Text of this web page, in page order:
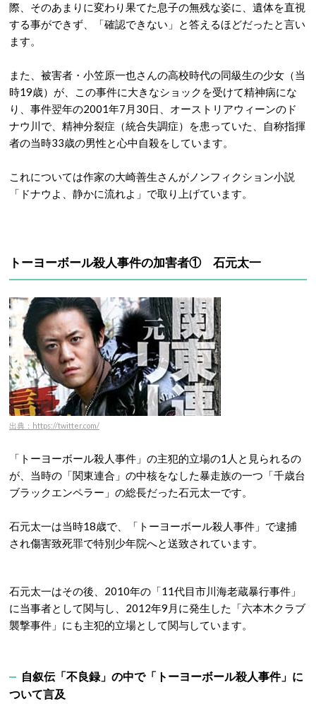
際、そのあまりに変わり果てた息子の無残な姿に、遺体を直視
する事ができず、「確認できない」と答えるほどだったと言い
ます。
また、被害者・小笠原一也さんの高校時代の同級生の少女（当
時19歳）が、この事件に大きなショックを受けて精神病にな
り、事件翌年の2001年7月30日、オーストリアウィーンのド
ナウ川で、精神分裂症（統合失調症）を患っていた、自称指揮
者の当時33歳の男性と心中自殺をしています。
これについては作家の大崎善生さんがノンフィクション小説
「ドナウよ、静かに流れよ」で取り上げています。
トーヨーボール殺人事件の加害者① 石元太一
出典：https://twitter.com/
「トーヨーボール殺人事件」の主犯的立場の1人と見られるの
が、当時の「関東連合」の中核をなした暴走族の一つ「千歳台
ブラックエンペラー」の総長だった石元太一です。
石元太一は当時18歳で、「トーヨーボール殺人事件」で逮捕
され傷害致死罪で特別少年院へと送致されています。
石元太一はその後、2010年の「11代目市川海老蔵暴行事件」
に当事者として関与し、2012年9月に発生した「六本木クラブ
襲撃事件」にも主犯的立場として関与しています。
自叙伝「不良録」の中で「トーヨーボール殺人事件」に
ついて言及